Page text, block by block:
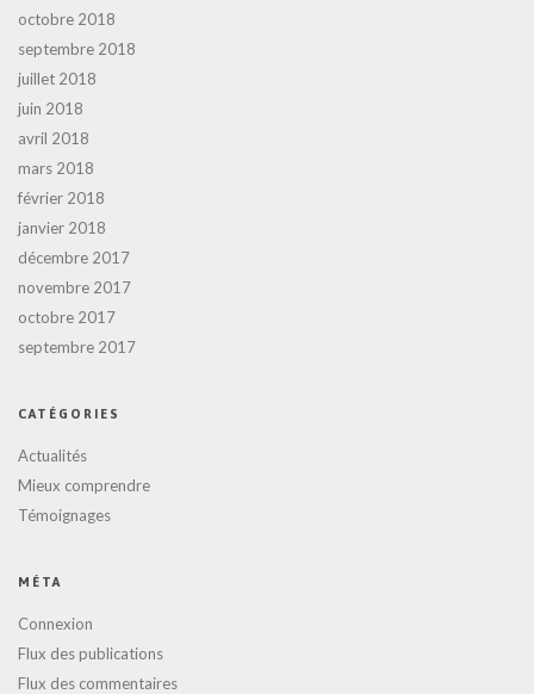
octobre 2018
septembre 2018
juillet 2018
juin 2018
avril 2018
mars 2018
février 2018
janvier 2018
décembre 2017
novembre 2017
octobre 2017
septembre 2017
CATÉGORIES
Actualités
Mieux comprendre
Témoignages
MÉTA
Connexion
Flux des publications
Flux des commentaires